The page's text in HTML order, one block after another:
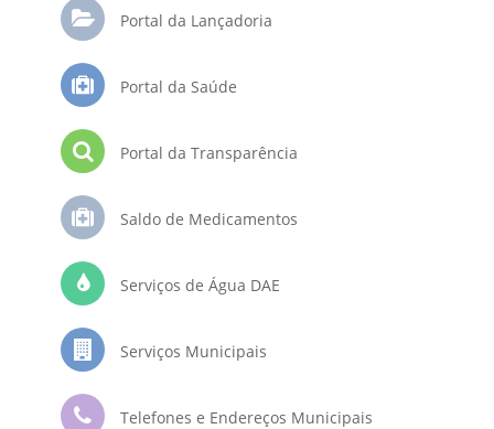
Portal da Lançadoria
Portal da Saúde
Portal da Transparência
Saldo de Medicamentos
Serviços de Água DAE
Serviços Municipais
Telefones e Endereços Municipais